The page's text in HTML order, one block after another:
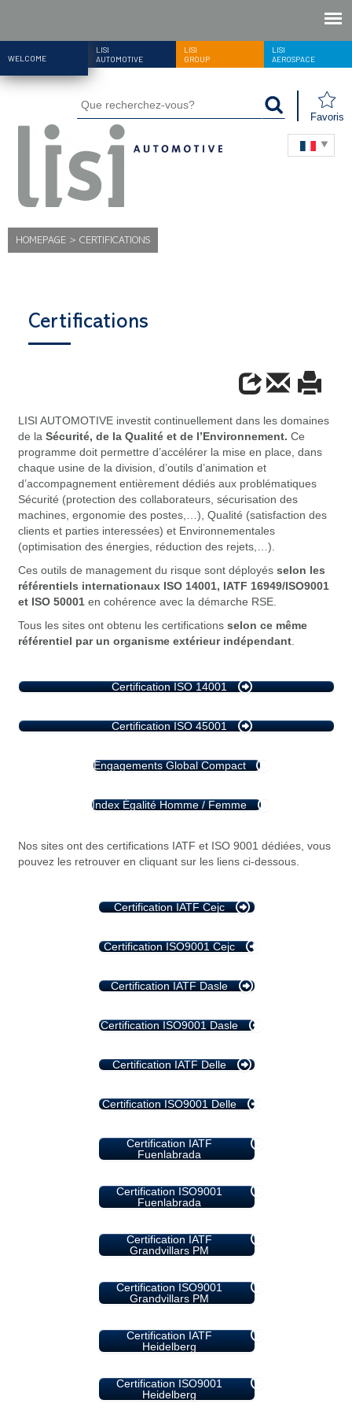
WELCOME
LISI
AUTOMOTIVE
LISI
GROUP
LISI
AEROSPACE
Favoris
HOMEPAGE > CERTIFICATIONS
Certifications
LISI AUTOMOTIVE investit continuellement dans les domaines
de la Sécurité, de la Qualité et de l’Environnement. Ce
programme doit permettre d’accélérer la mise en place, dans
chaque usine de la division, d’outils d’animation et
d’accompagnement entièrement dédiés aux problématiques
Sécurité (protection des collaborateurs, sécurisation des
machines, ergonomie des postes,…), Qualité (satisfaction des
clients et parties interessées) et Environnementales
(optimisation des énergies, réduction des rejets,…).
Ces outils de management du risque sont déployés selon les
référentiels internationaux ISO 14001, IATF 16949/ISO9001
et ISO 50001 en cohérence avec la démarche RSE.
Tous les sites ont obtenu les certifications selon ce même
référentiel par un organisme extérieur indépendant
Certification ISO 14001
Certification ISO 45001
Engagements Global Compact
Index Égalité Homme / Femme
Nos sites ont des certifications IATF et ISO 9001 dédiées, vous
pouvez les retrouver en cliquant sur les liens ci-dessous.
Certification IATF Cejc
Certification ISO9001 Cejc
Certification IATF Dasle
Certification ISO9001 Dasle
Certification IATF Delle
Certification ISO9001 Delle
Certification IATF
Fuenlabrada
Certification ISO9001
Fuenlabrada
Certification IATF
Grandvillars PM
Certification ISO9001
Grandvillars PM
Certification IATF
Heidelberg
Certification ISO9001
Heidelberg